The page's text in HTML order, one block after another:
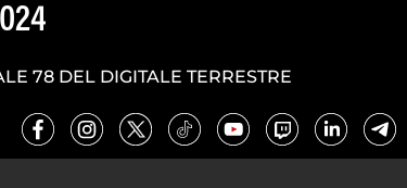
78 DEL DIGITALE TERRESTRE